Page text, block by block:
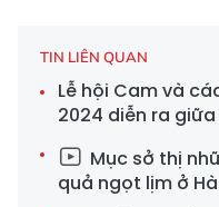
TIN LIÊN QUAN
Lễ hội Cam và
2024 diễn ra giữa
Mục sở thị
quả ngọt lịm ở